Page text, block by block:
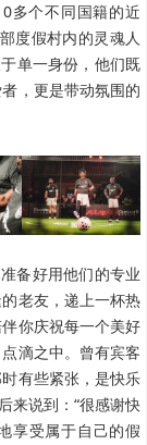
多个不同国籍的近
度假村内的灵魂人
单一身份，他们既
，更是带动氛围的
备好用他们的专业
老友，递上一杯热
你庆祝每一个美好
滴之中。曾有宾客
有些紧张，是快乐
来说到：“很感谢快
享受属于自己的假